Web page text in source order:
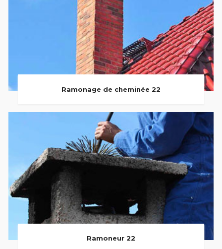
Ramonage de cheminée 22
Ramoneur 22